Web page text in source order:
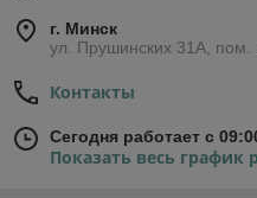
г. Минск
ул. Прушинских 31А, пом.
Контакты
Сегодня работает с
Показать весь график